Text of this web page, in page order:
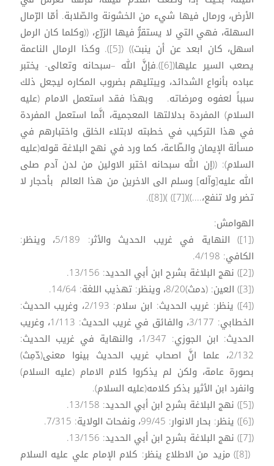
الأرض، ورمال فيها شيء من الخشونة والصّلابة. أمّا الرّمال
السهلة، فهي التي لا يستقرُّ فيها الزرّع، ((وكلما كان الرمل
اسهل، كان ابعد عن أن ينبت)) ([5]). وكذا الرمال الناعمة
يصعب السير عليها([6]).فإنَّ الله –سبحانه وتعالى- يختبر
عباده بأنواع الشدائد، ويبتليهم بضروب المكاره ليجعل ذلك
سبباً لعفوه ومرضاته. وبهذا فقد استعمل الامام (عليه
السلام) المفردة بدلالتها المعجمية، انَّما استعمل المفردة
في هذا التركيب في خطبته لابتلاء الخلق واختبارهم في
مسألة الإيمان والطّاعة، كما ورد في نهج البلاغة قوله(عليه
السلام): ((إن الله سبحانه اختبر الاولين من لدن آدم صلى
الله عليه[وآله] وسلم الى الاخرين من هذا العالم بأحجار لا
تضر ولا تنفع،....))([7]) )([8]).
الهوامش:
([1]) النهاية في غريب الحديث والأثر: 5/189، وينظر:
الكافي: 4/198.
([2]) نهج البلاغة بشرح ابن أبي الحديد: 13/156.
([3]) العين: (دمث)8/20، وينظر: تهذيب اللغة: 14/64.
([4]) ينظر: غريب الحديث: ابن سلام: 2/193، وغريب الحديث:
الخطابي: 3/177، والفائق في غريب الحديث: 1/113، وغريب
الحديث: ابن الجوزي: 1/347، والنهاية في غريب الحديث:
2/132، علما انَّ اصحاب غريب الحديث بينوا معنى(دّمِث)
بصورة عامة، ولكن لم يذكروا كلام الامام (عليه السلام)
وانفرد ابن الأثير بذكر كلامه(عليه السلام).
([5]) نهج البلاغة بشرح ابن أبي الحديد: 13/158.
([6]) ينظر: بحار الانوار: 99/45، ونفحات الولاية: 7/315.
([7]) نهج البلاغة بشرح ابن أبي الحديد: 13/156.
([8]) مزيد من الاطلاع ينظر: كلام الإمام علي عليه السلام